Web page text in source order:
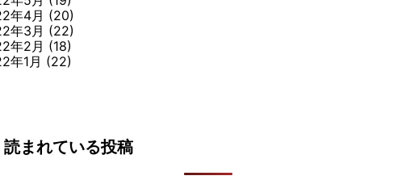
年4月 (20)
年3月 (22)
年2月 (18)
年1月 (22)
読まれている投稿